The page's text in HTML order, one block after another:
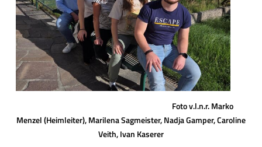
Foto v.l.n.r. Marko
Menzel (Heimleiter), Marilena Sagmeister, Nadja Gamper, Caroline
Veith, Ivan Kaserer